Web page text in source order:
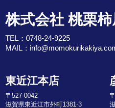
株式会社 桃栗柿
TEL：0748-24-9225
MAIL：
東近江本店
〒527-0042
滋賀県東近江市外町1381-3